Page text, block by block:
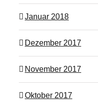
Januar 2018
Dezember 2017
November 2017
Oktober 2017